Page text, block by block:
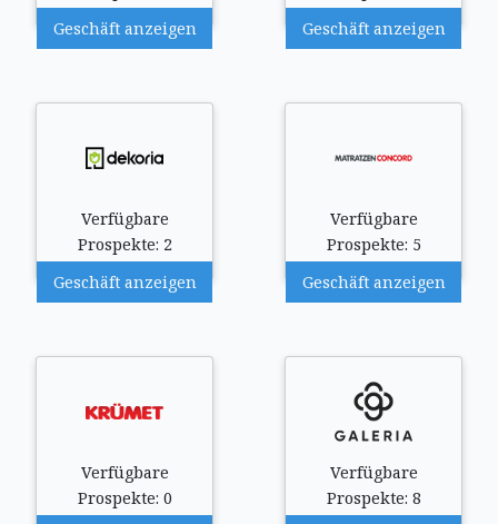
Geschäft anzeigen
Geschäft anzeigen
Verfügbare
Prospekte: 2
Geschäft anzeigen
Verfügbare
Prospekte: 5
Geschäft anzeigen
Verfügbare
Prospekte: 0
Verfügbare
Prospekte: 8